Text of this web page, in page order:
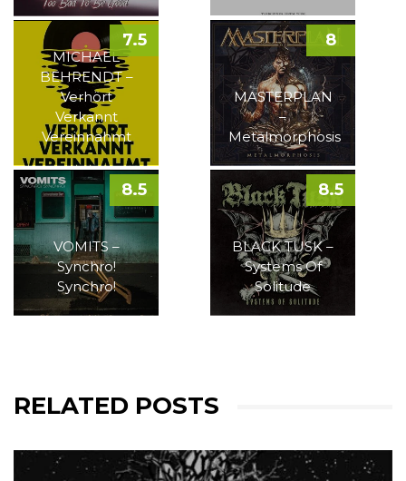
MICHAEL
BEHRENDT –
Verhört
Verkannt
Vereinnahmt
7.5
MASTERPLAN
–
Metalmorphosis
8
VOMITS –
Synchro!
Synchro!
8.5
BLACK TUSK –
Systems Of
Solitude
8.5
RELATED POSTS